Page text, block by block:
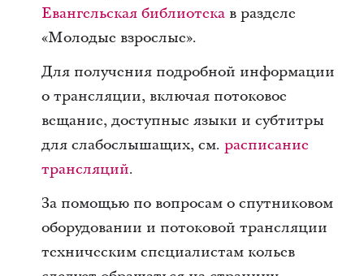
Евангельская библиотекав разделе
«Молодые взрослые».
Для получения подробной информации
о трансляции, включая потоковое
вещание, доступные языки и субтитры
для слабослышащих, см. расписание
трансляций.
За помощью по вопросам о спутниковом
оборудовании и потоковой трансляции
техническим специалистам кольев